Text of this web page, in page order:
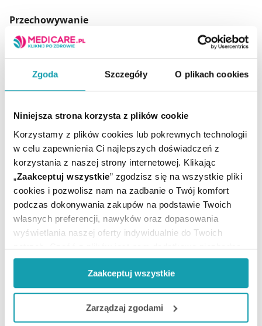
Zgoda Szczegóły O plikach cookies
Niniejsza strona korzysta z plików cookie
Korzystamy z plików cookies lub pokrewnych technologii
w celu zapewnienia Ci najlepszych doświadczeń z
korzystania z naszej strony internetowej. Klikając
„Zaakceptuj wszystkie” zgodzisz się na wszystkie pliki
cookies i pozwolisz nam na zadbanie o Twój komfort
podczas dokonywania zakupów na podstawie Twoich
własnych preferencji, nawyków oraz dopasowania
wyświetlania naszej oferty indywidualnie do Twoich
potrzeb. Część z plików jest nam dodatkowo niezbędna
do prawidłowego działania Portalu oraz jego
funkcjonalności. W zależności od funkcji, dane o tym jak
korzystasz z naszej witryny będą również przekazywane
do naszych Partnerów marketingowych i analitycznych.
Zaakceptuj wszystkie
Zarządzaj zgodami
Przechowywanie
Przechowywać w temperaturze pokojowej, w miejscu
niedostępnym dla małych dzieci. Chronić od światła i
wilgoci.
Ostrzeżenia
uwzględnić jej dzienne pobranie.
którykolwiek składnik produktu.
Produkt tylko do użytku zewnętrznego.
Unikać kontaktu z oczami.
Adres producenta
Perrigo Poland Sp. z o.o.
Domaniewska 48,
02-672 Warszawa.
perrigopoland@perrigo.com
Podmiot odpowiedzialny
Perrigo Poland Sp. z o.o.
Domaniewska 48,